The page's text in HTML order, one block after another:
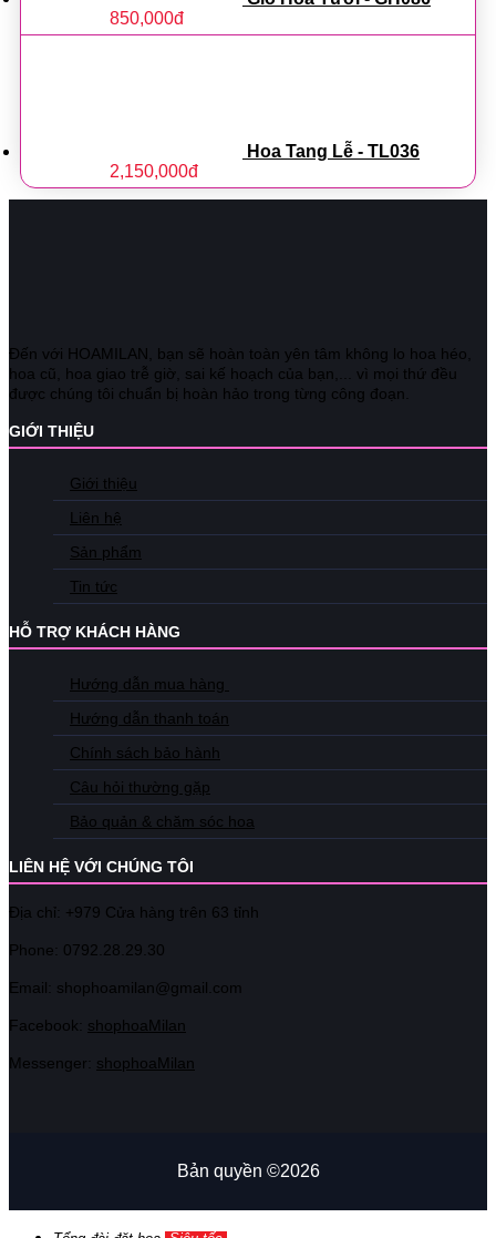
850,000đ
Hoa Tang Lễ - TL036
2,150,000đ
Đến với HOAMILAN, bạn sẽ hoàn toàn yên tâm không lo hoa héo,
hoa cũ, hoa giao trễ giờ, sai kế hoạch của bạn,... vì mọi thứ đều
được chúng tôi chuẩn bị hoàn hảo trong từng công đoạn.
GIỚI THIỆU
Giới thiệu
Liên hệ
Sản phẩm
Tin tức
HỖ TRỢ KHÁCH HÀNG
Hướng dẫn mua hàng
Hướng dẫn thanh toán
Chính sách bảo hành
Câu hỏi thường gặp
Bảo quản & chăm sóc hoa
LIÊN HỆ VỚI CHÚNG TÔI
Địa chỉ: +979 Cửa hàng trên 63 tỉnh
Phone: 0792.28.29.30
Email: shophoamilan@gmail.com
Facebook: shophoaMilan
Messenger: shophoaMilan
Bản quyền ©2026